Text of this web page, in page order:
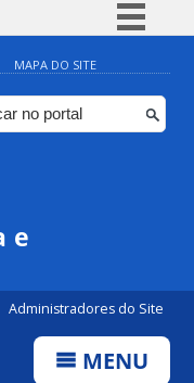
Simplifique!
Comunica BR
Participe
MAPA DO SITE
e
Administradores do Site
MENU